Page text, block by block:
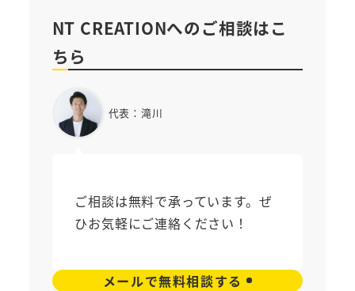
NT CREATIONへのご相談はこ
ちら
代表：滝川
ご相談は無料で承っています。ぜ
ひお気軽にご連絡ください！
メールで無料相談する